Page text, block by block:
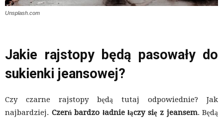
Unsplash.com
Jakie rajstopy będą pasowały do
sukienki jeansowej?
Czy czarne rajstopy będą tutaj odpowiednie? Jak
najbardziej. Czerń bardzo ładnie łączy się z jeansem. Będą